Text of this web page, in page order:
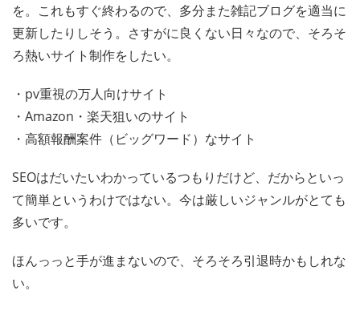
を。これもすぐ終わるので、多分また雑記ブログを適当に
更新したりしそう。さすがに良くない日々なので、そろそ
ろ熱いサイト制作をしたい。
・pv重視の万人向けサイト
・Amazon・楽天狙いのサイト
・高額報酬案件（ビッグワード）なサイト
SEOはだいたいわかっているつもりだけど、だからといっ
て簡単というわけではない。今は厳しいジャンルがとても
多いです。
ほんっっと手が進まないので、そろそろ引退時かもしれな
い。